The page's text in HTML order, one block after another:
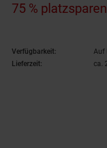
75 %
Verfügbarkeit:
Auf
Lieferzeit:
ca.